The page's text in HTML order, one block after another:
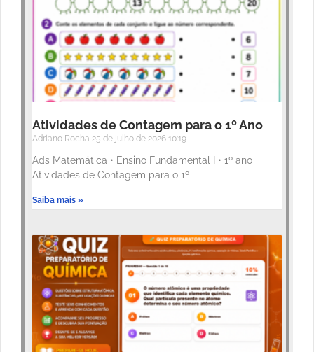
Atividades de Contagem para o 1º Ano
Adriano Rocha 25 de julho de 2026 10:19
Ads Matemática • Ensino Fundamental I • 1º ano
Atividades de Contagem para o 1º
Saiba mais »